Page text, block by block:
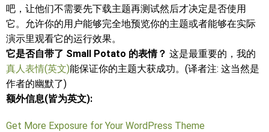
吧，让他们不需要先下载主题再测试然后才决定是否使用
它。允许你的用户能够完全地预览你的主题或者能够在实际
演示里观看它的运行效果。
它是否自带了 Small Potato 的表情？ 这是最重要的，我的
真人表情(英文)能保证你的主题大获成功。(译者注: 这当然是
作者的幽默了)
额外信息(皆为英文):
Get More Exposure for Your WordPress Theme